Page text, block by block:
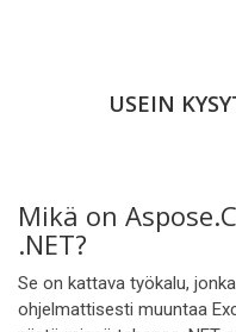
USEIN
Mikä on
.NET?
Se on kattava työkalu,
ohjelmattisesti muuntaa